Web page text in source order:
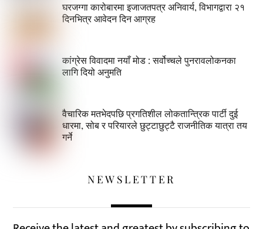
घरजग्गा कारोबारमा इजाजतपत्र अनिवार्य, विभागद्वारा २१
दिनभित्र आवेदन दिन आग्रह
कांग्रेस विवादमा नयाँ मोड : सर्वोच्चले पुनरावलोकनका
लागि दियो अनुमति
वैचारिक मतभेदपछि प्रगतिशील लोकतान्त्रिक पार्टी दुई
धारमा, सोब र परियारले छुट्टाछुट्टै राजनीतिक यात्रा तय
गर्ने
NEWSLETTER